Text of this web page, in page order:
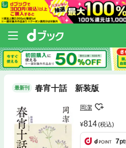
最新刊 春宵十話 新装版
岡潔
814(税込)
7pt